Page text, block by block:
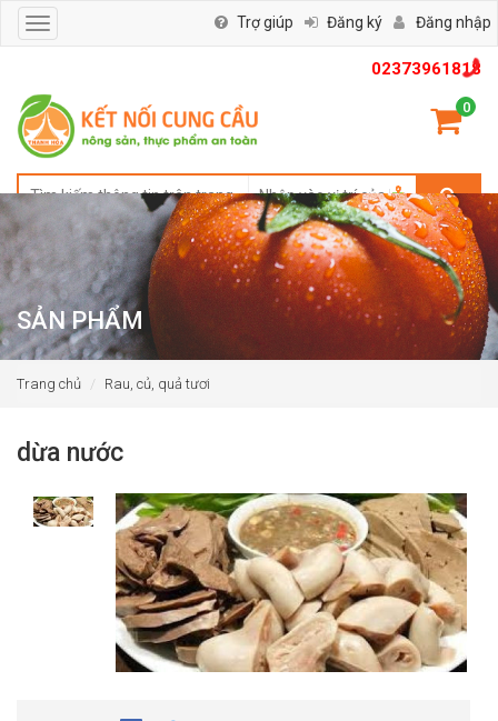
02373961818
0
Toggle
navigation
Trợ giúp Đăng ký Đăng nhập
SẢN PHẨM
Trang chủ Rau, củ, quả tươi
dừa nước